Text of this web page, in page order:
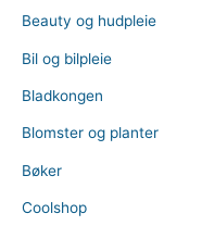
Beauty og hudpleie
Bil og bilpleie
Bladkongen
Blomster og planter
Bøker
Coolshop